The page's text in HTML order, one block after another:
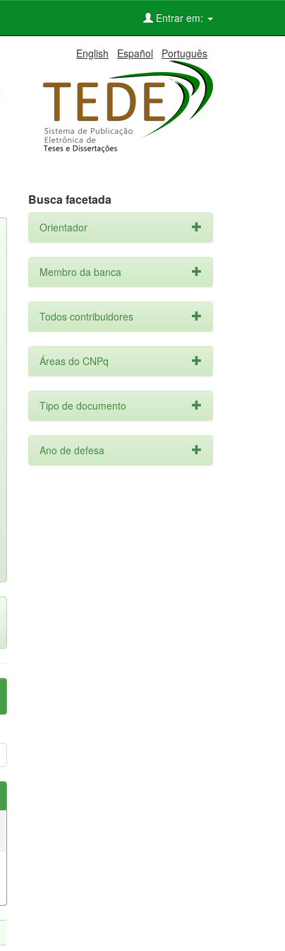
Entrar em:
English Español Português
Busca facetada
Orientador
Membro da banca
Todos contribuidores
Áreas do CNPq
Tipo de documento
Ano de defesa